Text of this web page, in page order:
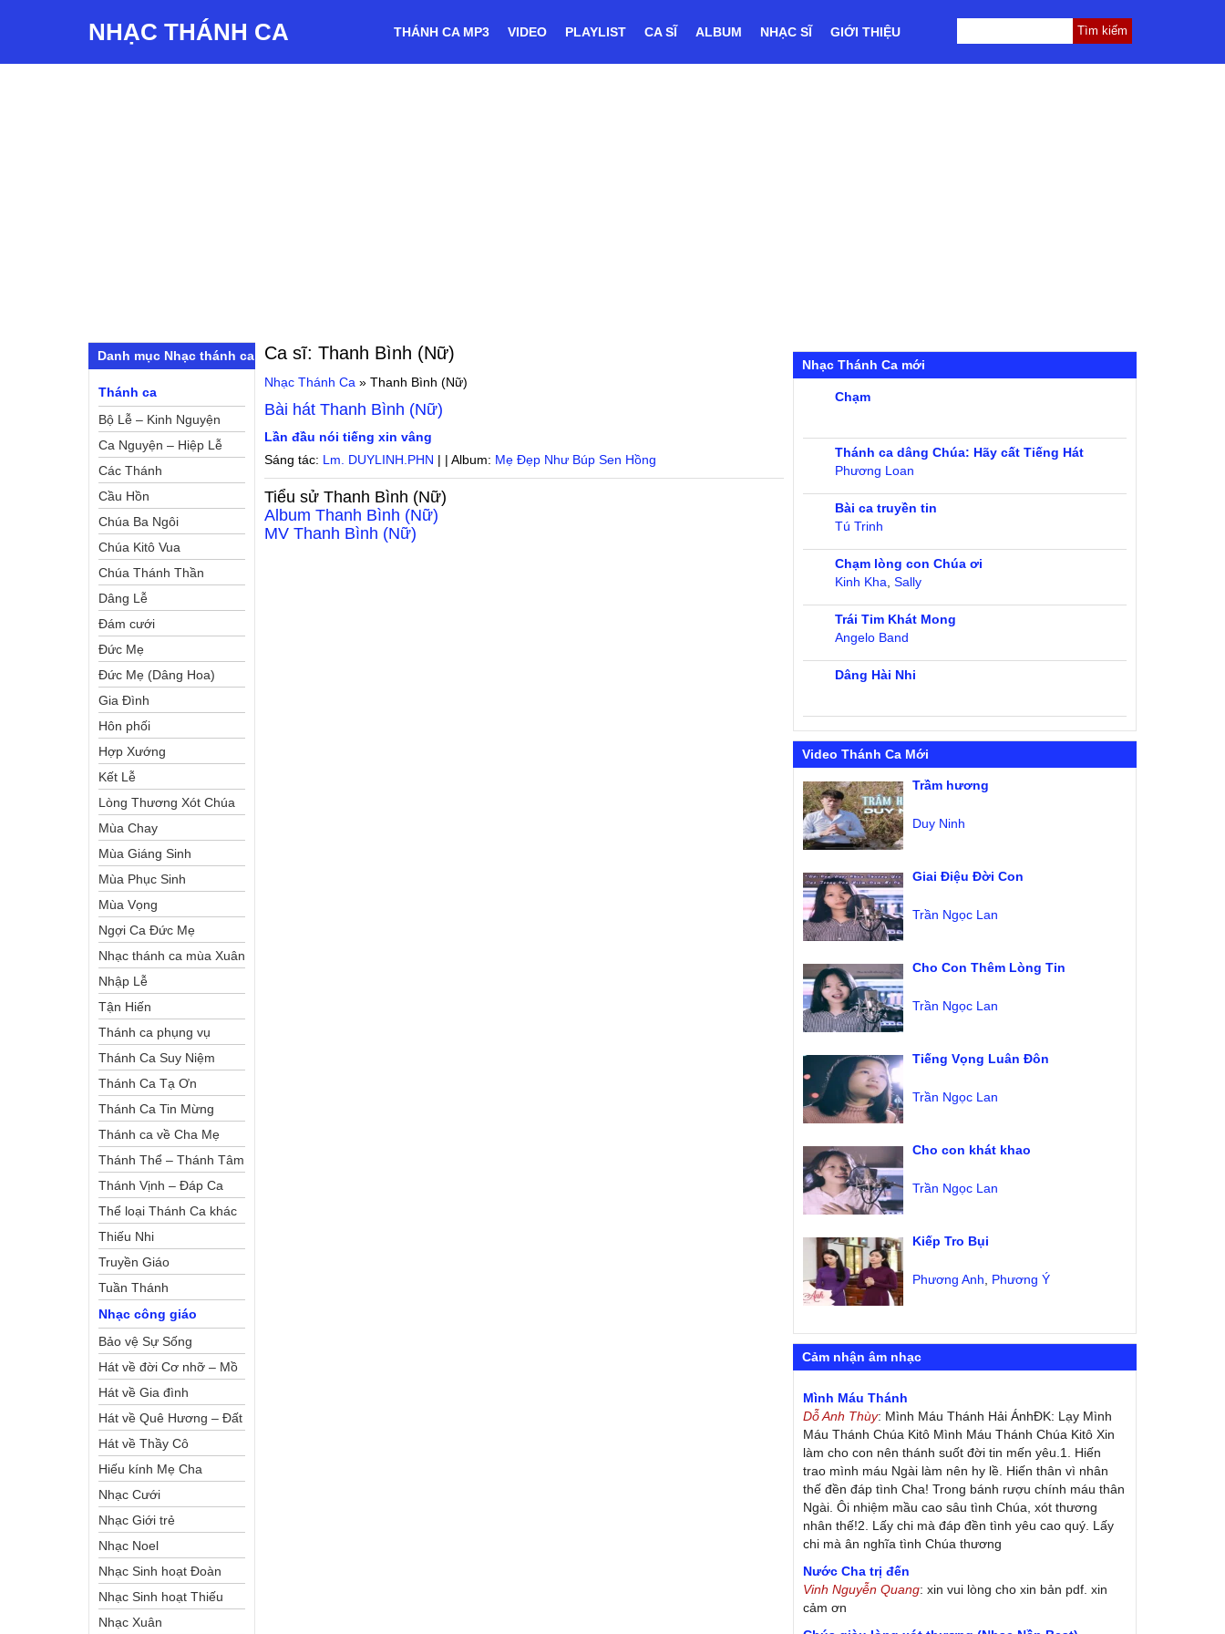
NHẠC THÁNH CA THÁNH CA MP3 VIDEO PLAYLIST CA SĨ ALBUM NHẠC SĨ GIỚI THIỆU
Ca sĩ:Thanh Bình (Nữ)
Nhạc Thánh Ca »Thanh Bình (Nữ)
Bài hátThanh Bình (Nữ)
Lần đầu nói tiếng xin vâng
Sáng tác: Lm. DUYLINH.PHN | | Album: Mẹ Đẹp Như Búp Sen Hồng
Tiểu sửThanh Bình (Nữ)
AlbumThanh Bình (Nữ)
MVThanh Bình (Nữ)
Danh mục Nhạc thánh ca
Thánh ca
Bộ Lễ – Kinh Nguyện
Ca Nguyện – Hiệp Lễ
Các Thánh
Cầu Hồn
Chúa Ba Ngôi
Chúa Kitô Vua
Chúa Thánh Thần
Dâng Lễ
Đám cưới
Đức Mẹ
Đức Mẹ (Dâng Hoa)
Gia Đình
Hôn phối
Hợp Xướng
Kết Lễ
Lòng Thương Xót Chúa
Mùa Chay
Mùa Giáng Sinh
Mùa Phục Sinh
Mùa Vọng
Ngợi Ca Đức Mẹ
Nhạc thánh ca mùa Xuân
Nhập Lễ
Tận Hiến
Thánh ca phụng vụ
Thánh Ca Suy Niệm
Thánh Ca Tạ Ơn
Thánh Ca Tin Mừng
Thánh ca về Cha Mẹ
Thánh Thể – Thánh Tâm
Thánh Vịnh – Đáp Ca
Thể loại Thánh Ca khác
Thiếu Nhi
Truyền Giáo
Tuần Thánh
Nhạc công giáo
Bảo vệ Sự Sống
Hát về đời Cơ nhỡ – Mồ
côi
Hát về Gia đình
Hát về Quê Hương – Đất
Nước
Hát về Thầy Cô
Hiếu kính Mẹ Cha
Nhạc Cưới
Nhạc Giới trẻ
Nhạc Noel
Nhạc Sinh hoạt Đoàn
Thể Công Giáo
Nhạc Sinh hoạt Thiếu
Nhi
Nhạc Xuân
Nhạc Thánh Ca mới
Chạm
Thánh ca dâng Chúa: Hãy cất Tiếng Hát
Phương Loan
Bài ca truyền tin
Tú Trinh
Chạm lòng con Chúa ơi
Kinh Kha ,Sally
Trái Tim Khát Mong
Angelo Band
Dâng Hài Nhi
Video Thánh Ca Mới
Trầm hương
Duy Ninh
Giai Điệu Đời Con
Trần Ngọc Lan
Cho Con Thêm Lòng Tin
Trần Ngọc Lan
Tiếng Vọng Luân Đôn
Trần Ngọc Lan
Cho con khát khao
Trần Ngọc Lan
Kiếp Tro Bụi
Phương Anh Phương Ý
Cảm nhận âm nhạc
Mình Máu Thánh
Dỗ Anh Thùy: Mình Máu Thánh Hải ÁnhĐK: Lạy Mình
Máu Thánh Chúa Kitô Mình Máu Thánh Chúa Kitô Xin
làm cho con nên thánh suốt đời tin mến yêu.1. Hiến
trao mình máu Ngài làm nên hy lề. Hiến thân vì nhân
thế đền đáp tình Cha! Trong bánh rượu chính máu thân
Ngài. Ôi nhiệm mầu cao sâu tình Chúa, xót thương
nhân thế!2. Lấy chi mà đáp đền tình yêu cao quý. Lấy
chi mà ân nghĩa tình Chúa thương
Nước Cha trị đến
Vinh Nguyễn Quang: xin vui lòng cho xin bản pdf. xin
cảm ơn